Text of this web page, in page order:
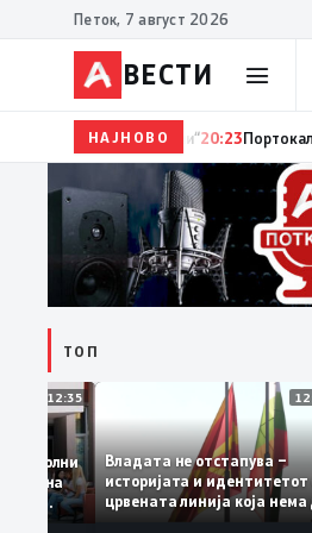
Петок, 7 август 2026
ВЕСТИ
НАЈНОВО20:24Сиљановска
ТОП
12:35
се задоволни
на
Владата не отстапува
историјата и
црвената линија која
се погази